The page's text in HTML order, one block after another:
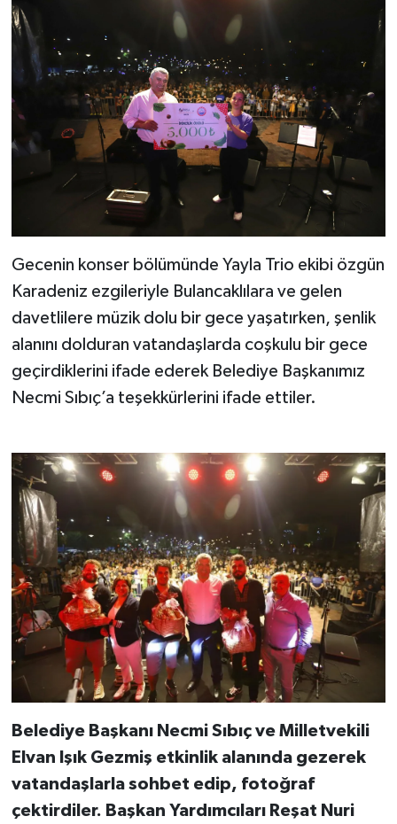
Gecenin konser bölümünde Yayla Trio ekibi özgün
Karadeniz ezgileriyle Bulancaklılara ve gelen
davetlilere müzik dolu bir gece yaşatırken, şenlik
alanını dolduran vatandaşlarda coşkulu bir gece
geçirdiklerini ifade ederek Belediye Başkanımız
Necmi Sıbıç’a teşekkürlerini ifade ettiler.
Belediye Başkanı Necmi Sıbıç ve Milletvekili
Elvan Işık Gezmiş etkinlik alanında gezerek
vatandaşlarla sohbet edip, fotoğraf
çektirdiler. Başkan Yardımcıları Reşat Nuri